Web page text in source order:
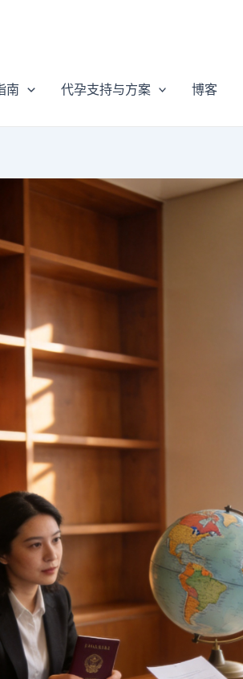
南 代孕支持与方案 博客